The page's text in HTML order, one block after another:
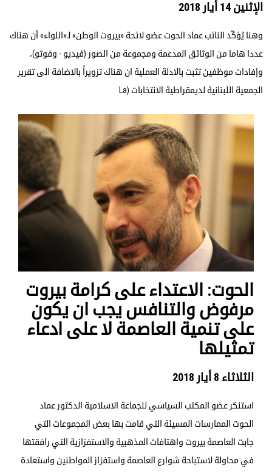
الإثنين 14 أيار 2018
وهنا يُؤكّد النائب عماد الحوت عضو لائحة «بيروت الوطن» لـ«اللواء» أن هناك
عددا هاما من الوثائق المدعمة ومجموعة من الصور (فيديو - وفوتو)،
وإفادات موظفين تثبت بالادلة العملية ان هناك تزويراً بالاضافة الى تقرير
الجمعية اللبنانية لديمقراطية الانتخابات (La
الحوت: الاعتداء على كرامة بيروت
مرفوض والتنافس يجب ان يكون
على تنمية العاصمة لا على ادعاء
تمثيلها
الثلاثاء 8 أيار 2018
استنكر عضو المكتب السياسي للجماعة الاسلامية الدكتور عماد
الحوت الممارسات المسيئة التي قامت بها بعض المجموعات التي
جابت العاصمة بيروت واهتافات المذهبية والاستفزازية التي رافقتها
في محاولة لاستباحة شوارع العاصمة واستفزاز المواطنين واستعادة